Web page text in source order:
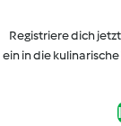
Registriere dich
ein in die